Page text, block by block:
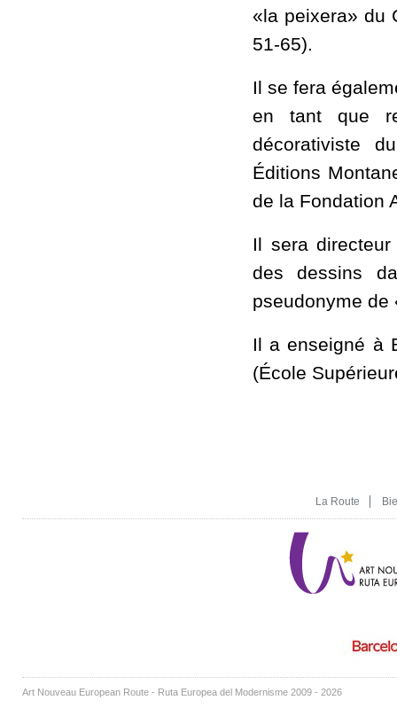
«la peixera» du
51-65).
Il se fera
en tant que
décorativiste
Éditions
de la Fondation
Il sera
des dessins
pseudonyme de
Il a enseigné à
(École
La Route
Art Nouveau European Route - Ruta Europea del Modernisme 2009 - 2026